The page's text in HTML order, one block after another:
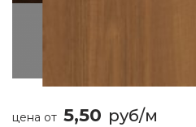
цена от 5,50 руб/м